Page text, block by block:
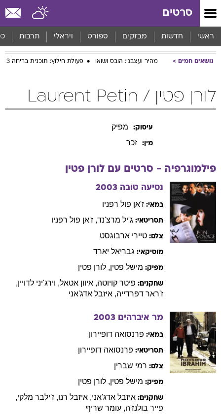
סרטים
ראשי חדשות מבזקים ספורט ויראלי תרבות
נושאים חמים מהיר ועצבני: הובס ושואו פעולת חילוץ: תוכנית בריחה 3
לורן פטין / Laurent Petin
עיסוק: מפיק
מין: זכר
פילמוגרפיה - סרטים עם לורן פטין
נסיעה טובה 2003
במאי: ז'אן פול רפניו
תסריטאי: ג'יל מרצ'נד, ז'אן פול רפניו
צלם: טיירי ארבוגסט
מוסיקאי: גבריאל יארד
מפיק: מישל פטין, לורן פטין
שחקנים: פיטר קויוטה, איוון אטאל, וירג'יני לדויין,
ז'ראר דפרדייה, איזבל אדג'אני
מר איברהים 2003
במאי: פרנסואה דופיירון
תסריטאי: פרנסואה דופיירון
צלם: רמי שברין
מפיק: מישל פטין, לורן פטין
שחקנים: איזבל אדג'אני, איזבל רנו, ז'ילבר מלקי,
פייר בולנז'ה, עומר שריף